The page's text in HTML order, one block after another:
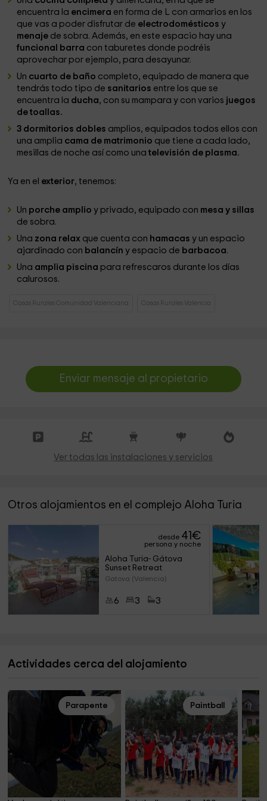
encuentra la encimera en forma de L con armarios en los
que vas a poder disfrutar de electrodomésticosy
menaje de sobra. Además, en este espacio hay una
funcional barra con taburetes donde podréis
aprovechar por ejemplo, para desayunar.
Un cuarto de baño completo, equipado de manera que
tendrás todo tipo de sanitarios entre los que se
encuentra la ducha, con su mampara y con varios juegos
de toallas.
3 dormitorios dobles amplios, equipados todos ellos con
una amplia cama de matrimonio que tiene a cada lado,
mesillas de noche así como una televisión de plasma.
Ya en el exterior, tenemos:
Un porche amplioy privado, equipado con mesa y sillas
de sobra.
Una zona relax que cuenta con hamacasy un espacio
ajardinado con bal ancíny espacio de barbacoa.
Una amplia piscina para refrescaros durante los días
calurosos.
Casas Rurales Comunidad Valenciana Casas Rurales Valencia
Enviar mensaje al propietario
Ver todas las instalaciones y servicios
Otros alojamientos en el complejo Aloha Turia
desde 41€
persona y noche
Aloha Turia- Gátova
Sunset Retreat
Gatova (Valencia)
6 3 3
Actividades cerca del alojamiento
Parapente Paintball